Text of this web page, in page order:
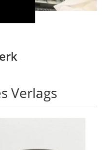
Verlags